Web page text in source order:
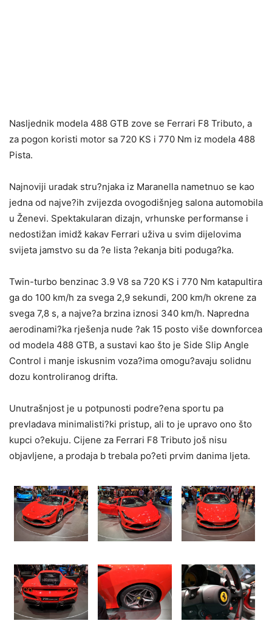
Nasljednik modela 488 GTB zove se Ferrari F8 Tributo, a
za pogon koristi motor sa 720 KS i 770 Nm iz modela 488
Pista.
Najnoviji uradak stru?njaka iz Maranella nametnuo se kao
jedna od najve?ih zvijezda ovogodišnjeg salona automobila
u Ženevi. Spektakularan dizajn, vrhunske performanse i
nedostižan imidž kakav Ferrari uživa u svim dijelovima
svijeta jamstvo su da ?e lista ?ekanja biti poduga?ka.
Twin-turbo benzinac 3.9 V8 sa 720 KS i 770 Nm katapultira
ga do 100 km/h za svega 2,9 sekundi, 200 km/h okrene za
svega 7,8 s, a najve?a brzina iznosi 340 km/h. Napredna
aerodinami?ka rješenja nude ?ak 15 posto više downforcea
od modela 488 GTB, a sustavi kao što je Side Slip Angle
Control i manje iskusnim voza?ima omogu?avaju solidnu
dozu kontroliranog drifta.
Unutrašnjost je u potpunosti podre?ena sportu pa
prevladava minimalisti?ki pristup, ali to je upravo ono što
kupci o?ekuju. Cijene za Ferrari F8 Tributo još nisu
objavljene, a prodaja b trebala po?eti prvim danima ljeta.